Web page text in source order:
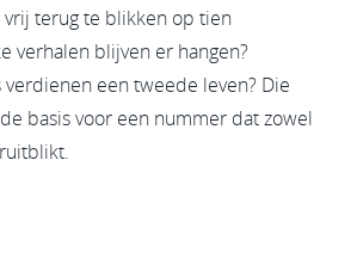
terug te blikken op tien
verhalen blijven er hangen?
een tweede leven? Die
basis voor een nummer dat zowel